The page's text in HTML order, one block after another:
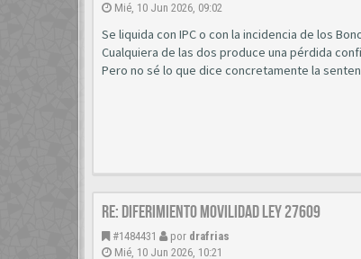
Mié, 10 Jun 2026, 09:02
Se liquida con IPC o con la incidencia de los
Cualquiera de las dos produce una pérdida
Pero no sé lo que dice concretamente la
Re: diferimiento movilidad ley 27609
#1484431 por drafrias
Mié, 10 Jun 2026, 10:21